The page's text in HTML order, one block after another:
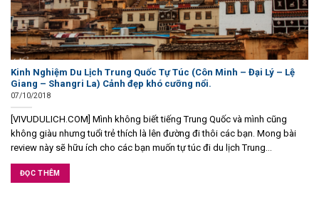
Kinh Nghiệm Du Lịch Trung Quốc Tự Túc (Côn Minh – Đại Lý – Lệ
Giang – Shangri La) Cảnh đẹp khó cưỡng nổi.
07/10/2018
[VIVUDULICH.COM] Mình không biết tiếng Trung Quốc và mình cũng
không giàu nhưng tuổi trẻ thích là lên đường đi thôi các bạn. Mong bài
review này sẽ hữu ích cho các bạn muốn tự túc đi du lịch Trung...
ĐỌC THÊM